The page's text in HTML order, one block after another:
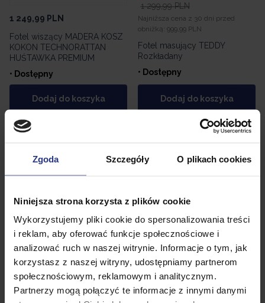
Zgoda Szczegóły O plikach cookies
Niniejsza strona korzysta z plików cookie
Wykorzystujemy pliki cookie do spersonalizowania treści
i reklam, aby oferować funkcje społecznościowe i
analizować ruch w naszej witrynie. Informacje o tym, jak
korzystasz z naszej witryny, udostępniamy partnerom
społecznościowym, reklamowym i analitycznym.
Partnerzy mogą połączyć te informacje z innymi danymi
1 249,99 PLN
Fotel wiszący MADERA KOSZ
KOKON TECHNORATTAN
HUŚTAWKA PREMIUM
• Dostępny
Dodaj do koszyka
1 299,99 PLN
Najniższa cena z 30 dni przed
obniżką: 999,99 PLN
Fotel masujący TEDDY
Rozkładany
• Dostępny
Dodaj do koszyka
4 999,99PLN
Fotel masujący Pafos Pro
Corciano Rozkładany
489,99PLN
Fotel wiszący Santa Fe stelaż
kosz poduszka biskupi kolor